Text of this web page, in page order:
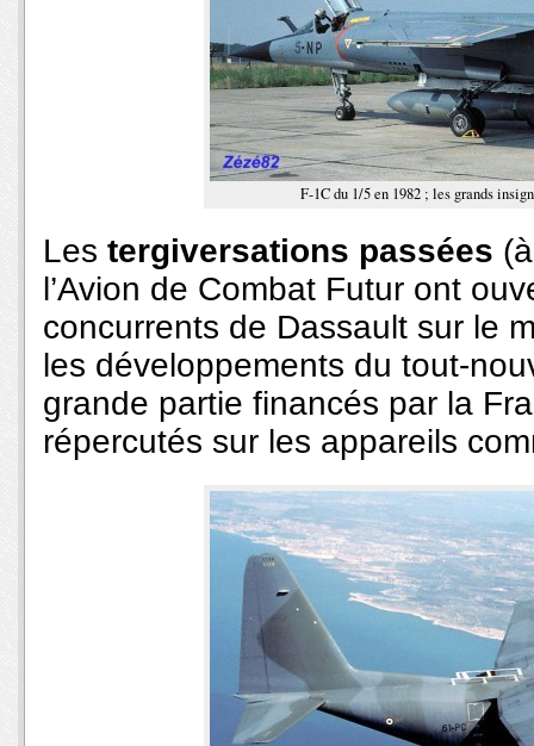
F-1C du 1/5 en 1982 ; les grands
Les tergiversations passées
l’Avion de Combat Futur ont
concurrents de Dassault sur le
les développements du tout-
grande partie financés par la
répercutés sur les appareils